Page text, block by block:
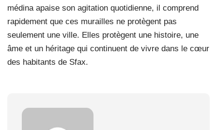
médina apaise son agitation quotidienne, il comprend
rapidement que ces murailles ne protègent pas
seulement une ville. Elles protègent une histoire, une
âme et un héritage qui continuent de vivre dans le cœur
des habitants de Sfax.